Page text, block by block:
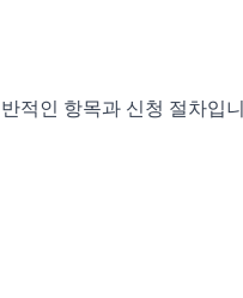
적인 항목과 신청 절차입